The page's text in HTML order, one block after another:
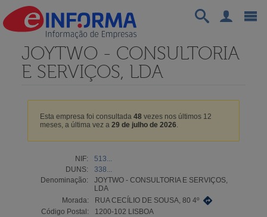
JOYTWO - CONSULTORIA
E SERVIÇOS, LDA
Esta empresa foi consultada 48vezes nos últimos 12
meses, a última vez a 29 de julho de 2026.
NIF:
513...
DUNS:
338...
Denominação:
JOYTWO - CONSULTORIA E SERVIÇOS,
LDA
Morada:
RUA CECÍLIO DE SOUSA, 80 4º
Código Postal:
1200-102 LISBOA